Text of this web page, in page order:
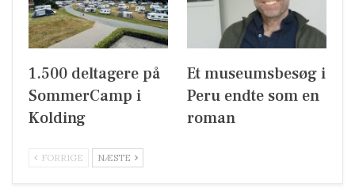
1.500 deltagere på
SommerCamp i
Kolding
Et museumsbesøg i
Peru endte som en
roman
FORRIGE NÆSTE